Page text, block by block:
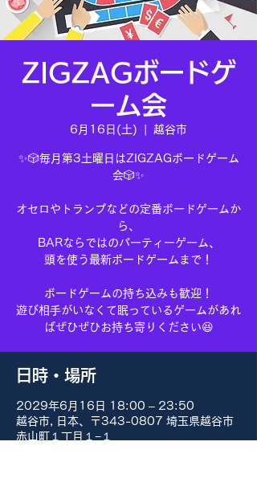
ZIGZAGボードゲ
ーム会
6月16日(土) 越谷市
✨🎲毎月第3土曜日はZIGZAGボードゲーム
会🎲✨
オセロやトランプなどの定番ボードゲームか
ら、
BARならではのパーティーゲーム、
頭を使う最新ボードゲームまで！
ボードゲームの持ち込みも歓迎！
遊び相手がいなくて眠っているゲームがあれ
ばぜひぜひお持ち寄りください😆
日時・場所
2029年6月16日 18:00 – 23:50
越谷市, 日本、〒343-0807 埼玉県越谷市
赤山町１丁目１−１